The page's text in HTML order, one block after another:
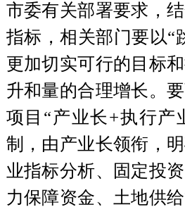
市委有关部署要求，
指标，相关部门要以“
更加切实可行的目标
升和量的合理增长。
项目“产业长+执行产
制，由产业长领衔，
业指标分析、固定投
力保障资金、土地供